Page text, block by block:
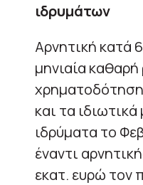
ιδρυμάτων
Αρνητική κατά
μηνιαία
και τα
ιδρύματα το
έναντι
εκατ. ευρώ τον